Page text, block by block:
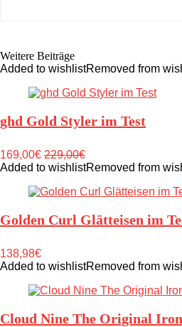
Weitere Beiträge
Added to wishlistRemoved from
ghd Gold Styler im Test
169,00€ 229,00€
Added to wishlistRemoved from
Golden Curl Glätteisen im
138,98€
Added to wishlistRemoved from
Cloud Nine The Original